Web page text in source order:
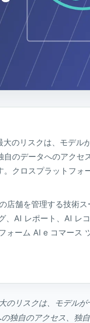
のリスクは、モデル
のデータへのアクセ
クロスプラットフォ
店舗を管理する技術
、AI レポート、AI レ
ォーム AI e コマース
のリスクは、モデル
独自のアクセス、独